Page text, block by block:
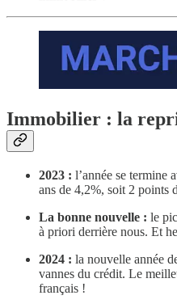
Immobilier : la
2023 : l’année se termine
ans de 4,2%, soit 2 points
La bonne nouvelle : le
à priori derrière nous. Et
2024 : la nouvelle année
vannes du crédit. Le
français !